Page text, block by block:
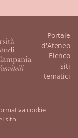
Portale
d'Ateneo
Elenco
siti
tematici
cookie
sito